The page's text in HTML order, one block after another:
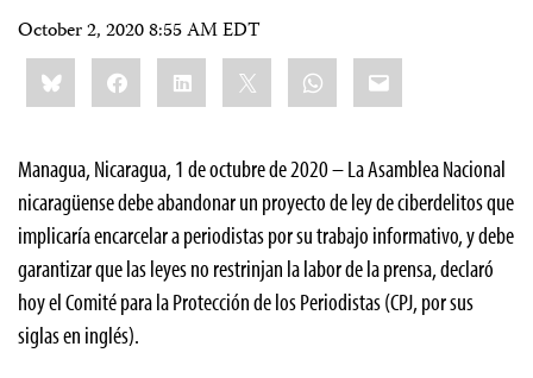
October 2, 2020 8:55 AM EDT
Share
this:BlueskyFacebookLinkedIn WhatsApp
Email
Managua, Nicaragua, 1 de octubre de 2020 – La Asamblea Nacional
nicaragüense debe abandonar un proyecto de ley de ciberdelitos que
implicaría encarcelar a periodistas por su trabajo informativo, y debe
garantizar que las leyes no restrinjan la labor de la prensa, declaró
hoy el Comité para la Protección de los Periodistas (CPJ, por sus
siglas en inglés).